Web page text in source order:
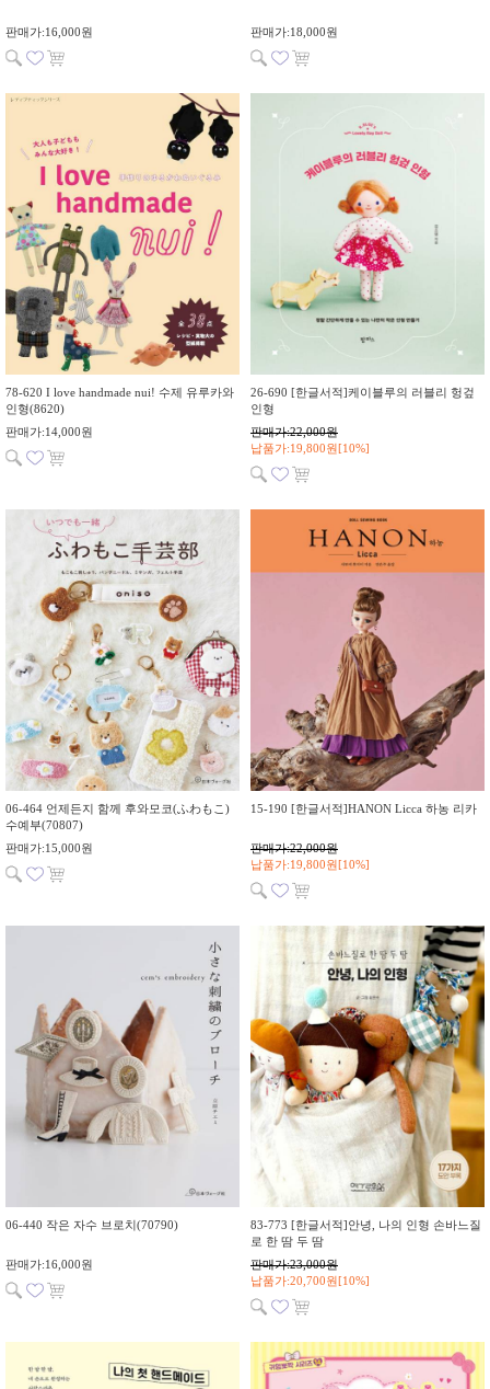
판매가:16,000원 판매가:18,000원
78-620 I love handmade nui! 수제 유루카와
인형(8620)
판매가:14,000원
26-690 [한글서적]케이블루의 러블리 헝겊
인형
판매가:22,000원
납품가:19,800원[10%]
06-464 언제든지 함께 후와모코(ふわもこ)
수예부(70807)
판매가:15,000원
15-190 [한글서적]HANON Licca 하농 리카
판매가:22,000원
납품가:19,800원[10%]
06-440 작은 자수 브로치(70790)
판매가:16,000원
83-773 [한글서적]안녕, 나의 인형 손바느질
로 한 땀 두 땀
판매가:23,000원
납품가:20,700원[10%]